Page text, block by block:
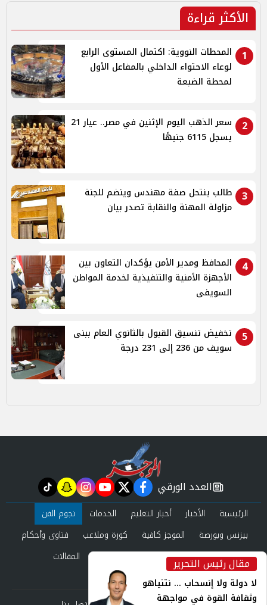
الأكثر قراءة
1
المحطات النووية: اكتمال المستوى الرابع
لوعاء الاحتواء الداخلي بالمفاعل الأول
لمحطة الضبعة
2
سعر الذهب اليوم الإثنين في مصر.. عيار 21
يسجل 6115 جنيهًا
3
طالب ينتحل صفة مهندس وينضم للجنة
مزاولة المهنة والنقابة تصدر بيان
4
المحافظ ومدير الأمن يؤكدان التعاون بين
الأجهزة الأمنية والتنفيذية لخدمة المواطن
السويفى
5
تخفيض تنسيق القبول بالثانوي العام ببنى
سويف من 236 إلى 231 درجة
مقال رئيس التحرير
لا دولة ولا إنسحاب ... نتنياهو
وثقافة القوة في مواجهة
newspaper
العدد الورقي facebook
twitter
youtube
instagram
snapchat
tiktok
الرئيسية الأخبار أخبار التعليم الخدمات
نجوم الفن
بيزنس وبورصة
الموجز كافية كورة وملاعب
فتاوى وأحكام
صحة وجمال
عرب وعالم حوادث ومحاكم
المقالات
العدد الورقي